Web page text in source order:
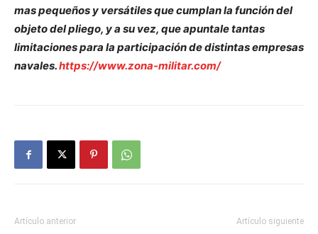
mas pequeños y versátiles que cumplan la función del
objeto del pliego, y a su vez, que apuntale tantas
limitaciones para la participación de distintas empresas
navales.https://www.zona-militar.com/
Artículo anterior Artículo siguiente